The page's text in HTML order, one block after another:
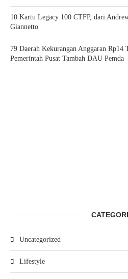
10 Kartu Legacy 100 CTFP, dari
Giannetto
79 Daerah Kekurangan Anggaran
Pemerintah Pusat Tambah DAU Pemda
Uncategorized
Lifestyle